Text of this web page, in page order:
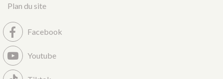
Plan du site
Facebook
Youtube